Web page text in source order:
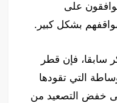
على
بشكل كبير.
سابقا، فإن قطر
التي تقودها
خفض التصعيد من